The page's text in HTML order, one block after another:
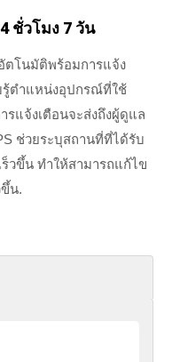
ชั่วโมง 7 วัน
ตโนมัติพร้อมการแจ้ง
ตำแหน่งอุปกรณ์ที่ใช้
รแจ้งเตือนจะส่งถึงผู้ดูแล
ช่วยระบุสถานที่ที่ได้รับ
วขึ้น ทำให้สามารถแก้ไข
น.